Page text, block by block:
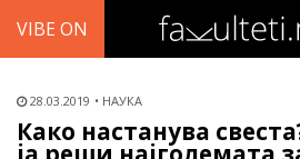
VIBE ON
28.03.2019 НАУКА
Како настанува